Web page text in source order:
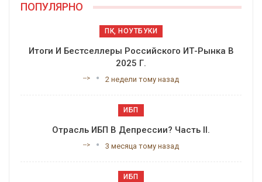
ПОПУЛЯРНО
ПК, НОУТБУКИ
Итоги И Бестселлеры Российского ИТ-Рынка В
2025 Г.
--> 2 недели тому назад
ИБП
Отрасль ИБП В Депрессии? Часть II.
--> 3 месяца тому назад
ИБП